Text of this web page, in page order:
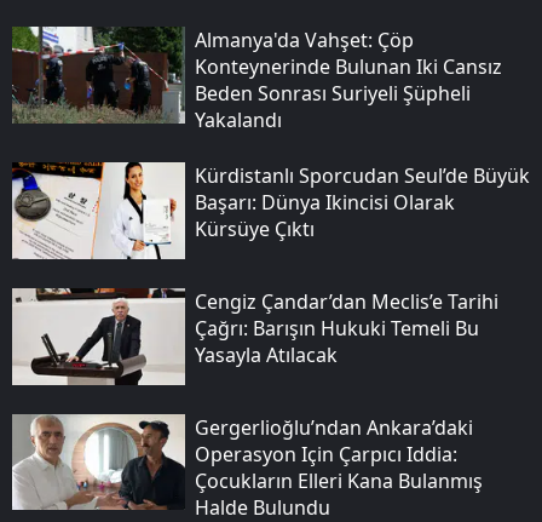
Almanya'da Vahşet: Çöp
Konteynerinde Bulunan Iki Cansız
Beden Sonrası Suriyeli Şüpheli
Yakalandı
Kürdistanlı Sporcudan Seul’de Büyük
Başarı: Dünya Ikincisi Olarak
Kürsüye Çıktı
Cengiz Çandar’dan Meclis’e Tarihi
Çağrı: Barışın Hukuki Temeli Bu
Yasayla Atılacak
Gergerlioğlu’ndan Ankara’daki
Operasyon Için Çarpıcı Iddia:
Çocukların Elleri Kana Bulanmış
Halde Bulundu